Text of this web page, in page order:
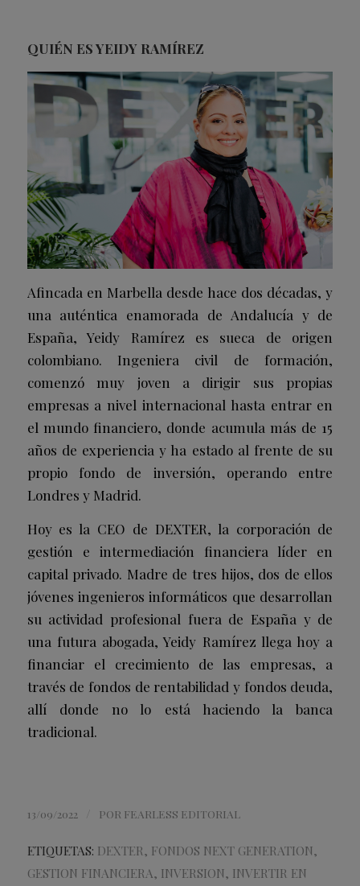
QUIÉN ES YEIDY RAMÍREZ
Afincada en Marbella desde hace dos décadas, y
una auténtica enamorada de Andalucía y de
España, Yeidy Ramírez es sueca de origen
colombiano. Ingeniera civil de formación,
comenzó muy joven a dirigir sus propias
empresas a nivel internacional hasta entrar en
el mundo financiero, donde acumula más de 15
años de experiencia y ha estado al frente de su
propio fondo de inversión, operando entre
Londres y Madrid.
Hoy es la CEO de DEXTER, la corporación de
gestión e intermediación financiera líder en
capital privado. Madre de tres hijos, dos de ellos
jóvenes ingenieros informáticos que desarrollan
su actividad profesional fuera de España y de
una futura abogada, Yeidy Ramírez llega hoy a
financiar el crecimiento de las empresas, a
través de fondos de rentabilidad y fondos deuda,
allí donde no lo está haciendo la banca
tradicional.
13/09/2022 POR FEARLESS EDITORIAL
ETIQUETAS: DEXTER, FONDOS NEXT GENERATION,
GESTION FINANCIERA, INVERSION, INVERTIR EN